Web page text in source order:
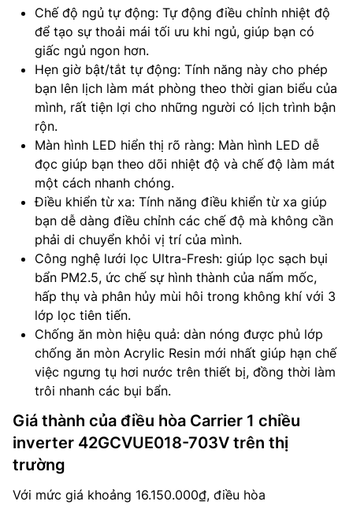
Chế độ ngủ tự động: Tự động điều chỉnh nhiệt độ
để tạo sự thoải mái tối ưu khi ngủ, giúp bạn có
giấc ngủ ngon hơn.
Hẹn giờ bật/tắt tự động: Tính năng này cho phép
bạn lên lịch làm mát phòng theo thời gian biểu của
mình, rất tiện lợi cho những người có lịch trình bận
rộn.
Màn hình LED hiển thị rõ ràng: Màn hình LED dễ
đọc giúp bạn theo dõi nhiệt độ và chế độ làm mát
một cách nhanh chóng.
Điều khiển từ xa: Tính năng điều khiển từ xa giúp
bạn dễ dàng điều chỉnh các chế độ mà không cần
phải di chuyển khỏi vị trí của mình.
Công nghệ lưới lọc Ultra-Fresh: giúp lọc sạch bụi
bẩn PM2.5, ức chế sự hình thành của nấm mốc,
hấp thụ và phân hủy mùi hôi trong không khí với 3
lớp lọc tiên tiến.
Chống ăn mòn hiệu quả: dàn nóng được phủ lớp
chống ăn mòn Acrylic Resin mới nhất giúp hạn chế
việc ngưng tụ hơi nước trên thiết bị, đồng thời làm
trôi nhanh các bụi bẩn.
Giá thành của điều hòa Carrier 1 chiều
inverter 42GCVUE018-703V trên thị
trường
Với mức giá khoảng 16.150.000₫, điều hòa